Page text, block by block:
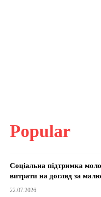
Popular
Соціальна підтримка
витрати на догляд за
22.07.2026